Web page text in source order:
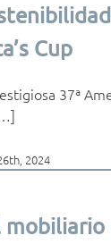
Cup
37ª
2024